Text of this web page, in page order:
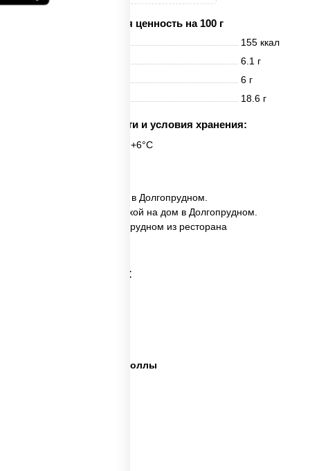
Пищевая ценность на 100 г
155 ккал
6.1 г
6 г
18.6 г
Срок годности и условия хранения:
6 часов при t° от +2°C до +6°C
✅ Ассорти Фунэ заказать в Долгопрудном.
✅ Ассорти Фунэ с доставкой на дом в Долгопрудном.
✅ Ассорти Фунэ в Долгопрудном из ресторана
Категории товара:
Пицца суши вок сеты роллы